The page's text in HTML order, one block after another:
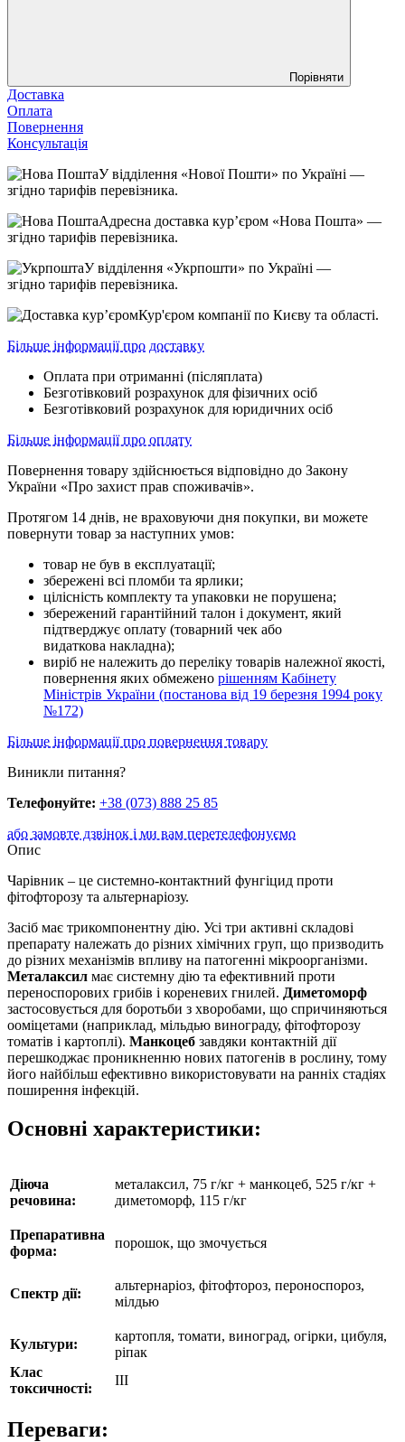
Порівняти
Доставка
Оплата
Повернення
Консультація
У відділення «Нової Пошти» по Україні —
згідно тарифів перевізника.
Адресна доставка курʼєром «Нова Пошта» —
згідно тарифів перевізника.
У відділення «Укрпошти» по Україні —
згідно тарифів перевізника.
Кур'єром компанії по Києву та області.
Більше інформації про доставку
Оплата при отриманні (післяплата)
Безготівковий розрахунок для фізичних осіб
Безготівковий розрахунок для юридичних осіб
Більше інформації про оплату
Повернення товару здійснюється відповідно до Закону
України «Про захист прав споживачів».
Протягом 14 днів, не враховуючи дня покупки, ви можете
повернути товар за наступних умов:
товар не був в експлуатації;
збережені всі пломби та ярлики;
цілісність комплекту та упаковки не порушена;
збережений гарантійний талон і документ, який
підтверджує оплату (товарний чек або
видаткова накладна);
виріб не належить до переліку товарів належної якості,
повернення яких обмежено рішенням Кабінету
Міністрів України (постанова від 19 березня 1994 року
№172)
Більше інформації про повернення товару
Виникли питання?
Телефонуйте: +38 (073) 888 25 85
або замовте дзвінок і ми вам перетелефонуємо
Опис
Чарівник – це системно-контактний фунгіцид проти
фітофторозу та альтернаріозу.
Засіб має трикомпонентну дію. Усі три активні складові
препарату належать до різних хімічних груп, що призводить
до різних механізмів впливу на патогенні мікроорганізми.
Металаксил має системну дію та ефективний проти
переноспорових грибів і кореневих гнилей. Диметоморф
застосовується для боротьби з хворобами, що спричиняються
ооміцетами (наприклад, мільдью винограду, фітофторозу
томатів і картоплі). Манкоцеб завдяки контактній дії
перешкоджає проникненню нових патогенів в рослину, тому
його найбільш ефективно використовувати на ранніх стадіях
поширення інфекцій.
Основні характеристики:
Діюча
речовина:
металаксил, 75 г/кг + манкоцеб, 525 г/кг +
диметоморф, 115 г/кг
Препаративна
форма:
порошок, що змочується
Спектр дії:
альтернаріоз, фітофтороз, пероноспороз,
мілдью
Культури:
картопля, томати, виноград, огірки, цибуля,
ріпак
Клас
токсичності:
III
Переваги: